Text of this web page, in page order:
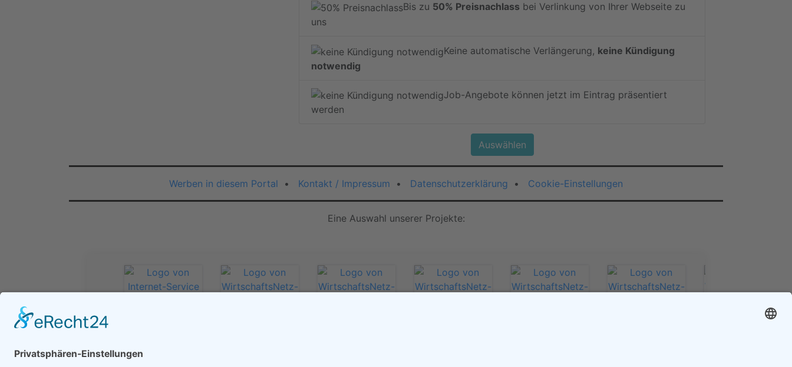
Bis zu 50% Preisnachlass bei Verlinkung von Ihrer Webseite zu
uns
Keine automatische Verlängerung, keine Kündigung
notwendig
Job-Angebote können jetzt im Eintrag präsentiert
werden
Auswählen
Werben in diesem Portal • Kontakt / Impressum • Datenschutzerklärung • Cookie-Einstellungen
Eine Auswahl unserer Projekte:
❮
WirtschaftsNetz-